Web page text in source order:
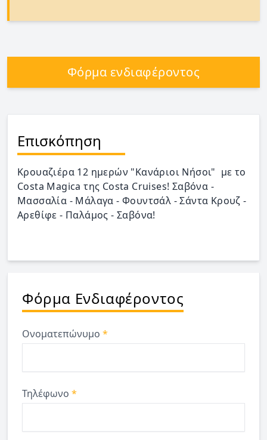
Φόρμα ενδιαφέροντος
Επισκόπηση
Κρουαζιέρα 12 ημερών "Κανάριοι Νήσοι" με το
Costa Magica της Costa Cruises! Σαβόνα -
Μασσαλία - Μάλαγα - Φουντσάλ - Σάντα Κρουζ -
Αρεθίφε - Παλάμος - Σαβόνα!
Φόρμα Ενδιαφέροντος
Ονοματεπώνυμο *
Τηλέφωνο *